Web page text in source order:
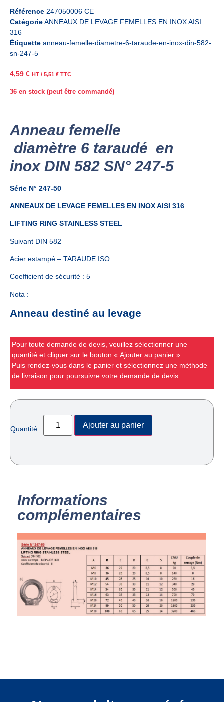
Référence 247050006 CE
CatégorieANNEAUX DE LEVAGE FEMELLES EN INOX AISI
316
Étiquette anneau-femelle-diametre-6-taraude-en-inox-din-582-
sn-247-5
4,59 € HT / 5,51 € TTC
36 en stock (peut être commandé)
Anneau femelle
diamètre 6 taraudé en
inox DIN 582 SN° 247-5
Série N° 247-50
ANNEAUX DE LEVAGE FEMELLES EN INOX AISI 316
LIFTING RING STAINLESS STEEL
Suivant DIN 582
Acier estampé – TARAUDE ISO
Coefficient de sécurité : 5
Nota :
Anneau destiné au levage
Pour toute demande de devis, veuillez sélectionner une
quantité et cliquer sur le bouton « Ajouter au panier ».
Puis rendez-vous dans le panier et sélectionnez une méthode
de livraison pour poursuivre votre demande de devis.
Quantité : Ajouter au panier
Informations
complémentaires